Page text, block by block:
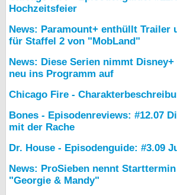
Hochzeitsfeier
News: Paramount+ enthüllt Trailer
für Staffel 2 von "MobLand"
News: Diese Serien nimmt
neu ins Programm auf
Chicago Fire -
Bones - Episodenreviews: #12.07
mit der Rache
Dr. House - Episodenguide: #3.09
News: ProSieben nennt
"Georgie & Mandy"